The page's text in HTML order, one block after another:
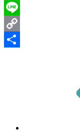
Threads
Line
Copy